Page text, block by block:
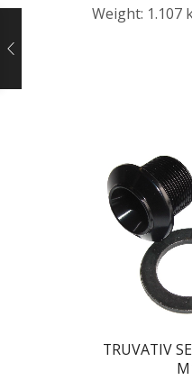
Weight: 1.107
TRUVATIV